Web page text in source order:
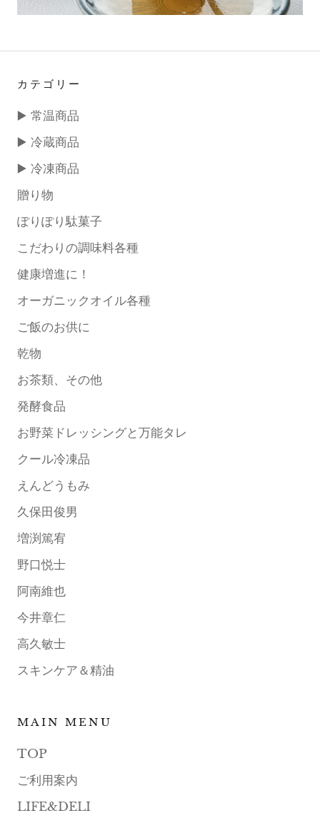
カテゴリー
▶️ 常温商品
▶️ 冷蔵商品
▶️ 冷凍商品
贈り物
ぽりぽり駄菓子
こだわりの調味料各種
健康増進に！
オーガニックオイル各種
ご飯のお供に
乾物
お茶類、その他
発酵食品
お野菜ドレッシングと万能タレ
クール冷凍品
えんどうもみ
久保田俊男
増渕篤宥
野口悦士
阿南維也
今井章仁
高久敏士
スキンケア＆精油
MAIN MENU
TOP
ご利用案内
LIFE&DELI